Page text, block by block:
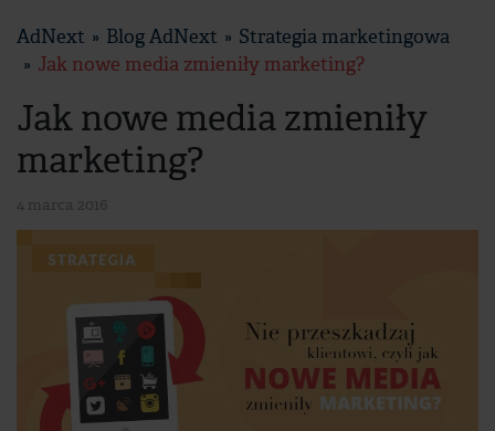
AdNext Blog AdNext
Strategia marketingowa
Jak nowe media zmieniły marketing?
Jak nowe media zmieniły
marketing?